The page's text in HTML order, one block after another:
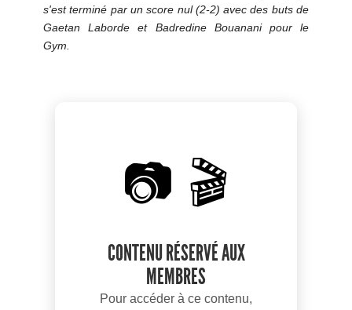
s'est terminé par un score nul (2-2) avec des buts de
Gaetan Laborde et Badredine Bouanani pour le
Gym.
📷 🎬
CONTENU RÉSERVÉ AUX
MEMBRES
Pour accéder à ce contenu,